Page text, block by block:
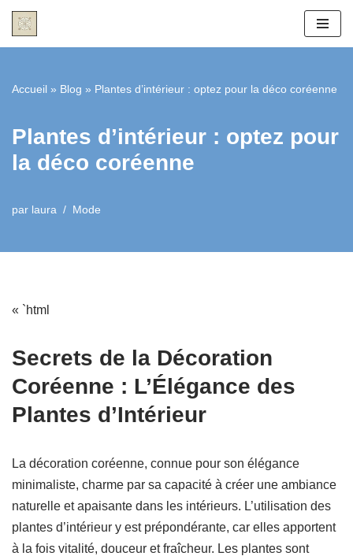
contenu
Accueil » Blog » Plantes d’intérieur : optez pour la déco coréenne
Plantes d’intérieur : optez pour
la déco coréenne
par laura Mode
« `html
Secrets de la Décoration
Coréenne : L’Élégance des
Plantes d’Intérieur
La décoration coréenne, connue pour son élégance
minimaliste, charme par sa capacité à créer une ambiance
naturelle et apaisante dans les intérieurs. L’utilisation des
plantes d’intérieur y est prépondérante, car elles apportent
à la fois vitalité, douceur et fraîcheur. Les plantes sont